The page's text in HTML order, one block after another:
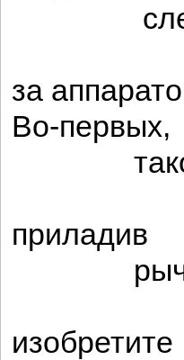
за
Во-первых,
приладив
и
изобретите